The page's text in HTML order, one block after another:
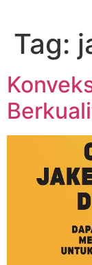
konten
Tag: